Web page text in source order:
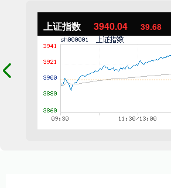
上证指数 3940.04 39.68